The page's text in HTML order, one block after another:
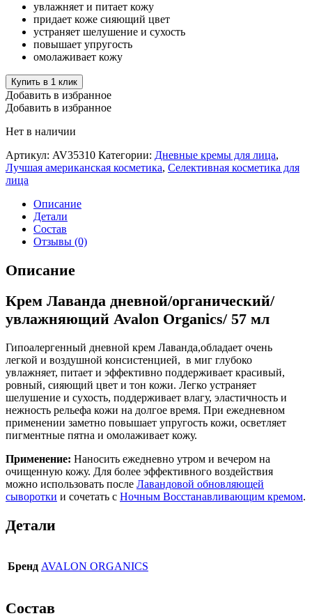
увлажняет и питает кожу
придает коже сияющий цвет
устраняет шелушение и сухость
повышает упругость
омолаживает кожу
Купить в 1 клик
Добавить в избранное
Добавить в избранное
Нет в наличии
Артикул: AV35310 Категории: Дневные кремы для лица,
Лучшая американская косметика, Селективная косметика для
лица
Описание
Детали
Состав
Отзывы (0)
Описание
Крем Лаванда дневной/органический/
увлажняющий Avalon Organics/ 57 мл
Гипоалергенный дневной крем Лаванда,обладает очень
легкой и воздушной консистенцией, в миг глубоко
увлажняет, питает и эффективно поддерживает красивый,
ровный, сияющий цвет и тон кожи. Легко устраняет
шелушение и сухость, поддерживает влагу, эластичность и
нежность рельефа кожи на долгое время. При ежедневном
применении заметно повышает упругость кожи, осветляет
пигментные пятна и омолаживает кожу.
Применение: Наносить ежедневно утром и вечером на
очищенную кожу. Для более эффективного воздействия
можно использовать после Лавандовой обновляющей
сыворотки и сочетать с Ночным Восстанавливающим кремом.
Детали
Бренд AVALON ORGANICS
Состав